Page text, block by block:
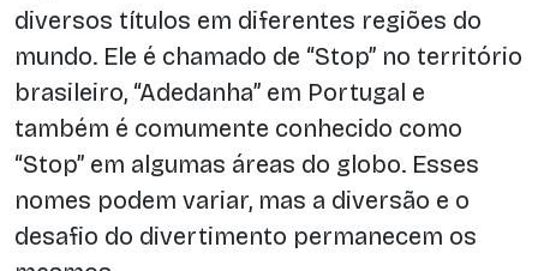
diversos títulos em diferentes regiões do
mundo. Ele é chamado de “Stop” no território
brasileiro, “Adedanha” em Portugal e
também é comumente conhecido como
“Stop” em algumas áreas do globo. Esses
nomes podem variar, mas a diversão e o
desafio do divertimento permanecem os